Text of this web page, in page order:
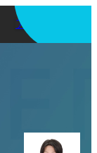
アプリを使う